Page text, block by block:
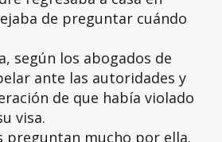
de preguntar cuándo
según los abogados de
ante las autoridades y
de que había violado
visa.
preguntan mucho por ella.